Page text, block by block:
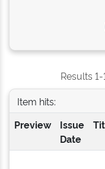
Results
Item hits:
Preview
Issue
Date